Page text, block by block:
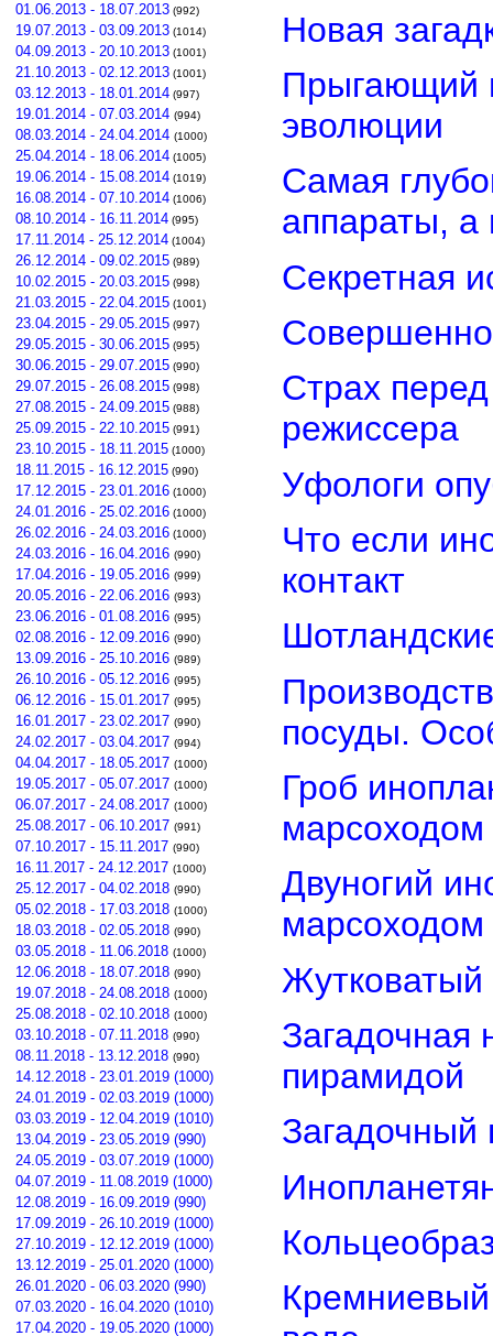
01.06.2013 - 18.07.2013 (992)
19.07.2013 - 03.09.2013 (1014)
04.09.2013 - 20.10.2013 (1001)
21.10.2013 - 02.12.2013 (1001)
03.12.2013 - 18.01.2014 (997)
19.01.2014 - 07.03.2014 (994)
08.03.2014 - 24.04.2014 (1000)
25.04.2014 - 18.06.2014 (1005)
19.06.2014 - 15.08.2014 (1019)
16.08.2014 - 07.10.2014 (1006)
08.10.2014 - 16.11.2014 (995)
17.11.2014 - 25.12.2014 (1004)
26.12.2014 - 09.02.2015 (989)
10.02.2015 - 20.03.2015 (998)
21.03.2015 - 22.04.2015 (1001)
23.04.2015 - 29.05.2015 (997)
29.05.2015 - 30.06.2015 (995)
30.06.2015 - 29.07.2015 (990)
29.07.2015 - 26.08.2015 (998)
27.08.2015 - 24.09.2015 (988)
25.09.2015 - 22.10.2015 (991)
23.10.2015 - 18.11.2015 (1000)
18.11.2015 - 16.12.2015 (990)
17.12.2015 - 23.01.2016 (1000)
24.01.2016 - 25.02.2016 (1000)
26.02.2016 - 24.03.2016 (1000)
24.03.2016 - 16.04.2016 (990)
17.04.2016 - 19.05.2016 (999)
20.05.2016 - 22.06.2016 (993)
23.06.2016 - 01.08.2016 (995)
02.08.2016 - 12.09.2016 (990)
13.09.2016 - 25.10.2016 (989)
26.10.2016 - 05.12.2016 (995)
06.12.2016 - 15.01.2017 (995)
16.01.2017 - 23.02.2017 (990)
24.02.2017 - 03.04.2017 (994)
04.04.2017 - 18.05.2017 (1000)
19.05.2017 - 05.07.2017 (1000)
06.07.2017 - 24.08.2017 (1000)
25.08.2017 - 06.10.2017 (991)
07.10.2017 - 15.11.2017 (990)
16.11.2017 - 24.12.2017 (1000)
25.12.2017 - 04.02.2018 (990)
05.02.2018 - 17.03.2018 (1000)
18.03.2018 - 02.05.2018 (990)
03.05.2018 - 11.06.2018 (1000)
12.06.2018 - 18.07.2018 (990)
19.07.2018 - 24.08.2018 (1000)
25.08.2018 - 02.10.2018 (1000)
03.10.2018 - 07.11.2018 (990)
08.11.2018 - 13.12.2018 (990)
14.12.2018 - 23.01.2019 (1000)
24.01.2019 - 02.03.2019 (1000)
03.03.2019 - 12.04.2019 (1010)
13.04.2019 - 23.05.2019 (990)
24.05.2019 - 03.07.2019 (1000)
04.07.2019 - 11.08.2019 (1000)
12.08.2019 - 16.09.2019 (990)
17.09.2019 - 26.10.2019 (1000)
27.10.2019 - 12.12.2019 (1000)
13.12.2019 - 25.01.2020 (1000)
26.01.2020 - 06.03.2020 (990)
07.03.2020 - 16.04.2020 (1010)
17.04.2020 - 19.05.2020 (1000)
Новая
Прыгающий
эволюции
Самая
аппараты, а
Секретная
Страх
режиссера
Уфологи
Что если
контакт
посуды.
Гроб
марсоходом
Двуногий
марсоходом
Загадочная
пирамидой